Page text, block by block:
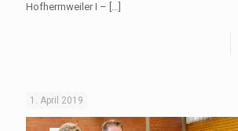
Hofherrnweiler I – […]
1. April 2019